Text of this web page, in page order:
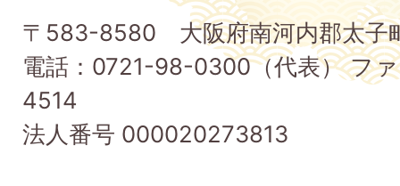
町
Taishi
Town
〒583-8580 大阪府南河内郡太子
電話：0721-98-0300（代表） フ
4514
法人番号 000020273813